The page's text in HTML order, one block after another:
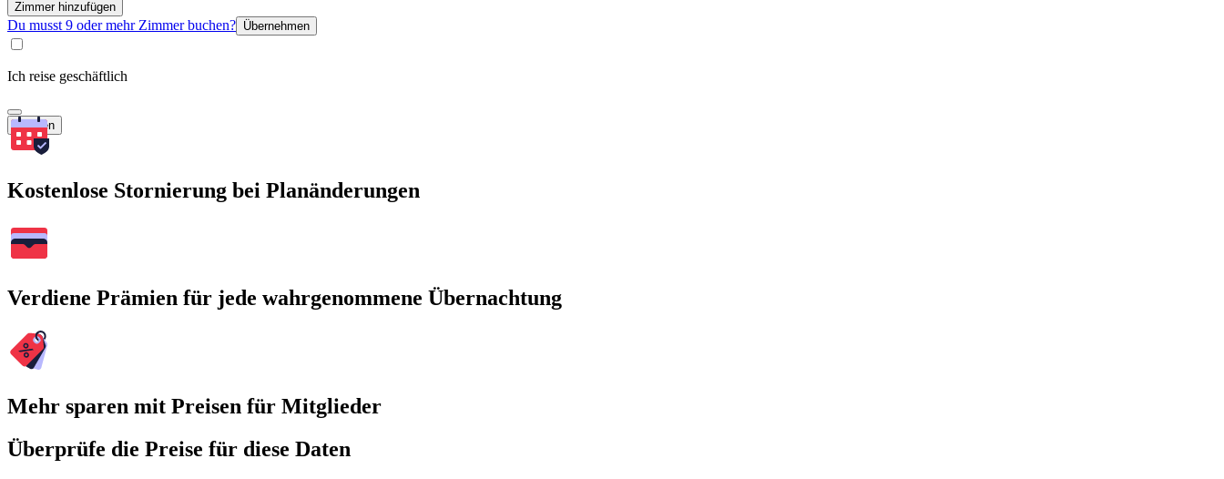
Zimmer hinzufügen
Du musst 9 oder mehr Zimmer buchen? Übernehmen
Ich reise geschäftlich
Suchen
Kostenlose Stornierung bei Planänderungen
Verdiene Prämien für jede wahrgenommene Übernachtung
Mehr sparen mit Preisen für Mitglieder
Überprüfe die Preise für diese Daten